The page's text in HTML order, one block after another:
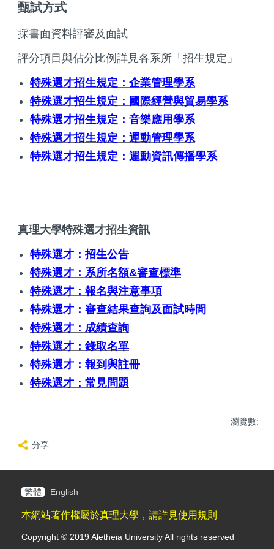
甄試方式
採書面資料評審及面試
評分項目與佔分比例詳見各系所「招生規定」
特殊選才招生規定：企業管理學系
特殊選才招生規定：國際經營與貿易學系
特殊選才招生規定：音樂應用學系
特殊選才招生規定：運動管理學系
特殊選才招生規定：運動資訊傳播學系
真理大學特殊選才招生資訊
特殊選才：招生公告
特殊選才：系所名額&審查標準
特殊選才：報名與注意事項
特殊選才：審查結果查詢及面試時間
特殊選才：成績查詢
特殊選才：錄取名單
特殊選才：報到與註冊
特殊選才：常見問題
瀏覽數:
分享
繁體 English
本網站著作權屬於真理大學，請詳見使用規則
Copyright © 2019 Aletheia University All rights reserved